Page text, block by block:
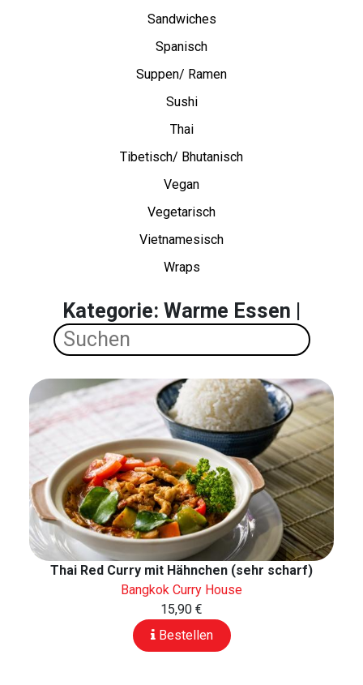
Sandwiches
Spanisch
Suppen/ Ramen
Sushi
Thai
Tibetisch/ Bhutanisch
Vegan
Vegetarisch
Vietnamesisch
Wraps
Kategorie: Warme Essen |
Thai Red Curry mit Hähnchen (sehr scharf)
Bangkok Curry House
15,90 €
Bestellen